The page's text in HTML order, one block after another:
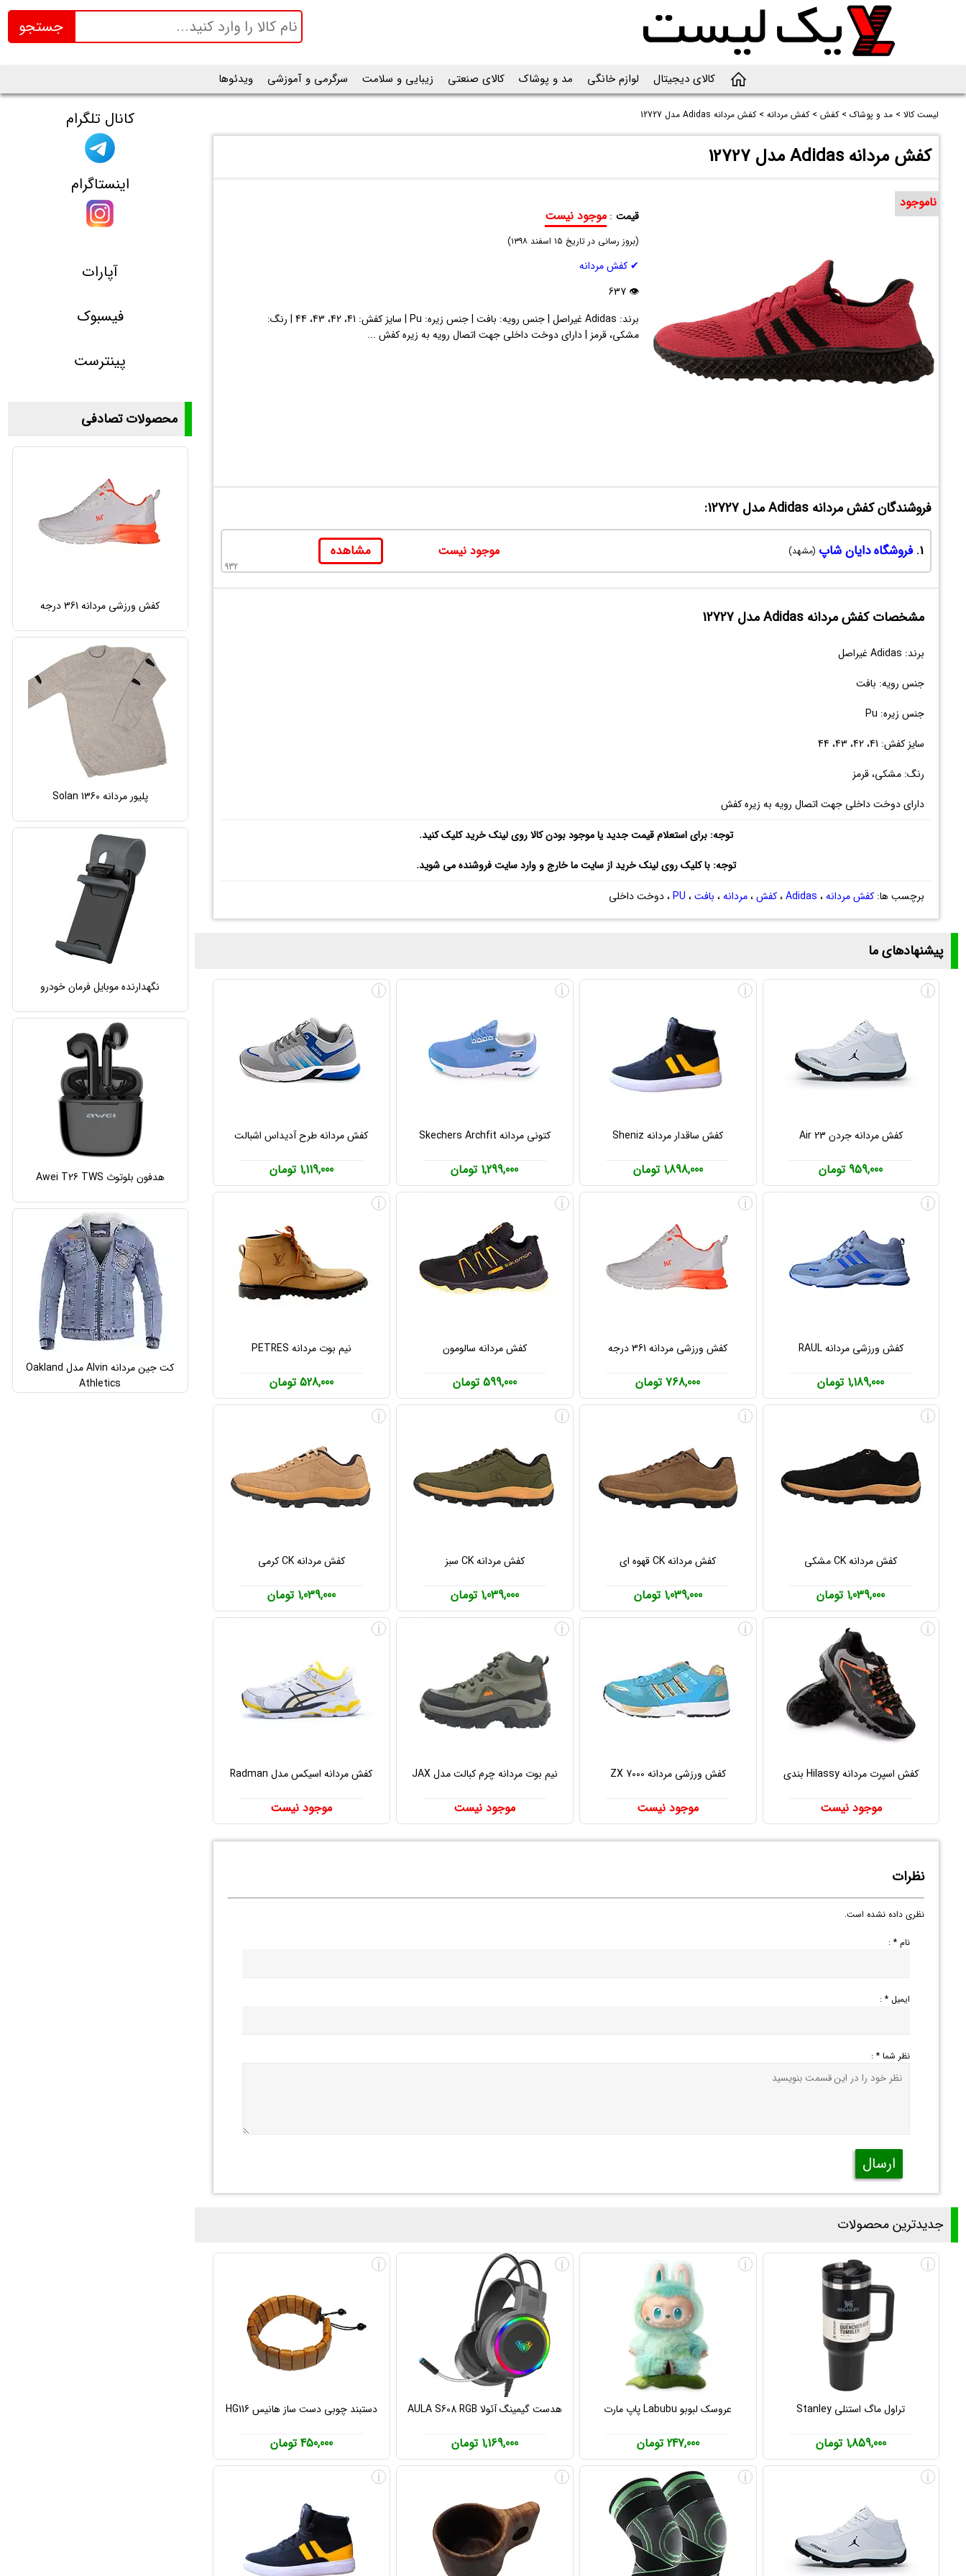
جستجو
کالای دیجیتال لوازم خانگی مد و پوشاک کالای صنعتی زیبایی و سلامت سرگرمی و آموزشی ویدئوها
لیست کالا > مد و پوشاک >کفش >کفش مردانه >کفش مردانه Adidas مدل 12727
کفش مردانه Adidas مدل 12727
ناموجود
قیمت
کفش
مردانه
Adidas
مدل
12727
: موجود نیست
(بروز رسانی در تاریخ ۱۵ اسفند ۱۳۹۸ )
✔ کفش مردانه
👁 637
برند: Adidas غیراصل | جنس رویه: بافت | جنس زیره: Pu | سایز کفش: 41، 42، 43، 44 | رنگ:
مشکی، قرمز | دارای دوخت داخلی جهت اتصال رویه به زیره کفش ...
فروشندگان کفش مردانه Adidas مدل 12727:
1. فروشگاه دایان شاپ (مشهد) موجود نیست مشاهده
932
مشخصات کفش مردانه Adidas مدل 12727
برند: Adidas غیراصل
جنس رویه: بافت
جنس زیره: Pu
سایز کفش: 41، 42، 43، 44
رنگ: مشکی، قرمز
دارای دوخت داخلی جهت اتصال رویه به زیره کفش
توجه: برای استعلام قیمت جدید یا موجود بودن کالا روی لینک خرید کلیک کنید.
توجه: با کلیک روی لینک خرید از سایت ما خارج و وارد سایت فروشنده می شوید.
برچسب ها:کفش مردانه، Adidas،کفش،مردانه، بافت، PU، دوخت داخلی
پیشنهادهای ما
کفش مردانه جردن Air 23
959,000 تومان
i
کفش ساقدار مردانه Sheniz
1,898,000 تومان
i
کتونی مردانه Skechers Archfit
1,299,000 تومان
i
کفش مردانه طرح آدیداس اشبالت
1,119,000 تومان
i
کفش ورزشی مردانه RAUL
1,189,000 تومان
i
کفش ورزشی مردانه 361 درجه
768,000 تومان
i
کفش مردانه سالومون
599,000 تومان
i
نیم بوت مردانه PETRES
528,000 تومان
i
کفش مردانه CK مشکی
1,039,000 تومان
i
کفش مردانه CK قهوه ای
1,039,000 تومان
i
کفش مردانه CK سبز
1,039,000 تومان
i
کفش مردانه CK کرمی
1,039,000 تومان
i
کفش اسپرت مردانه Hilassy بندی
موجود نیست
i
کفش ورزشی مردانه ZX 7000
موجود نیست
i
نیم بوت مردانه چرم کبالت مدل JAX
موجود نیست
i
کفش مردانه اسیکس مدل Radman
موجود نیست
i
نظرات
نظری داده نشده است.
نام * :
ایمیل * :
نظر شما * :
ارسال
جدیدترین محصولات
تراول ماگ استنلی Stanley
1,859,000 تومان
i
عروسک لبوبو Labubu پاپ مارت
247,000 تومان
i
هدست گیمینگ آئولا AULA S608 RGB
1,169,000 تومان
i
دستبند چوبی دست ساز هانیس HG116
450,000 تومان
i
i
i
i
i
کانال تلگرام
اینستاگرام
آپارات
فیسبوک
پینترست
محصولات تصادفی
کفش ورزشی مردانه 361 درجه
پلیور مردانه Solan 1360
نگهدارنده موبایل فرمان خودرو
هدفون بلوتوث Awei T26 TWS
کت جین مردانه Alvin مدل Oakland
Athletics